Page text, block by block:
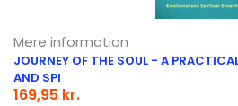
Mere information
JOURNEY OF THE SOUL - A
AND SPI
169,95 kr.